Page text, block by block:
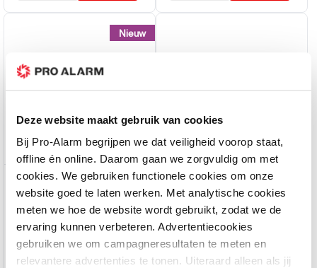
Deze website maakt gebruik van cookies
Bij Pro-Alarm begrijpen we dat veiligheid voorop staat,
offline én online. Daarom gaan we zorgvuldig om met
cookies. We gebruiken functionele cookies om onze
website goed te laten werken. Met analytische cookies
meten we hoe de website wordt gebruikt, zodat we de
ervaring kunnen verbeteren. Advertentiecookies
gebruiken we om campagneresultaten te meten en
relevantere advertenties te tonen. Uiteraard alleen als jij
Nieuw
Nieuw
Hikvision
DS-7604NXI-K1/VPro – 4-
kanaals AI NVR met
AcuSeek en Guanlan AI
Pre-order
Hikvision
DS-7608NXI-K1/8P/VPro –
8-kanaals AI NVR met 8x
PoE en AcuSeek en
Guanlan AI